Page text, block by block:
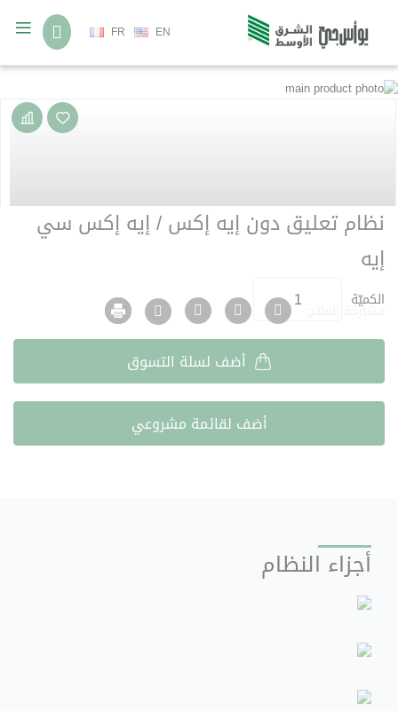
لغة
EN
FR
انتقل
إلى
تخطي
إلى
نظام تعليق دون إيه إكس / إيه إكس سي
إيه
مشاركة المنتج:
الكميّة
أضف لسلة التسوق
أضف لقائمة مشروعي
أجزاء النظام